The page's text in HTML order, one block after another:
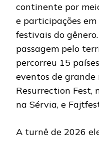
continente por
e participações
festivais do
passagem pelo
percorreu 15
eventos de grande
Resurrection Fest,
na Sérvia, e
A turnê de 2026